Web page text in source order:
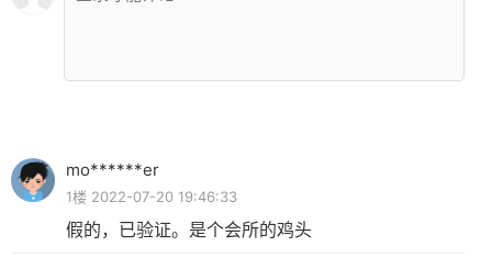
mo******er
1楼 2022-07-20 19:46:33
假的，已验证。是个会所的鸡头